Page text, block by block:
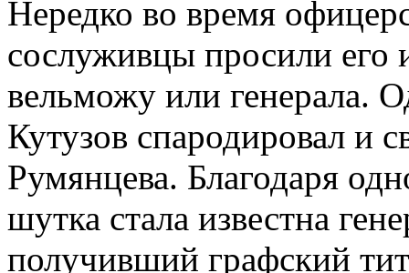
Нередко во время
сослуживцы просили его
вельможу или генерала.
Кутузов спародировал и
Румянцева. Благодаря
шутка стала известна
получивший графский